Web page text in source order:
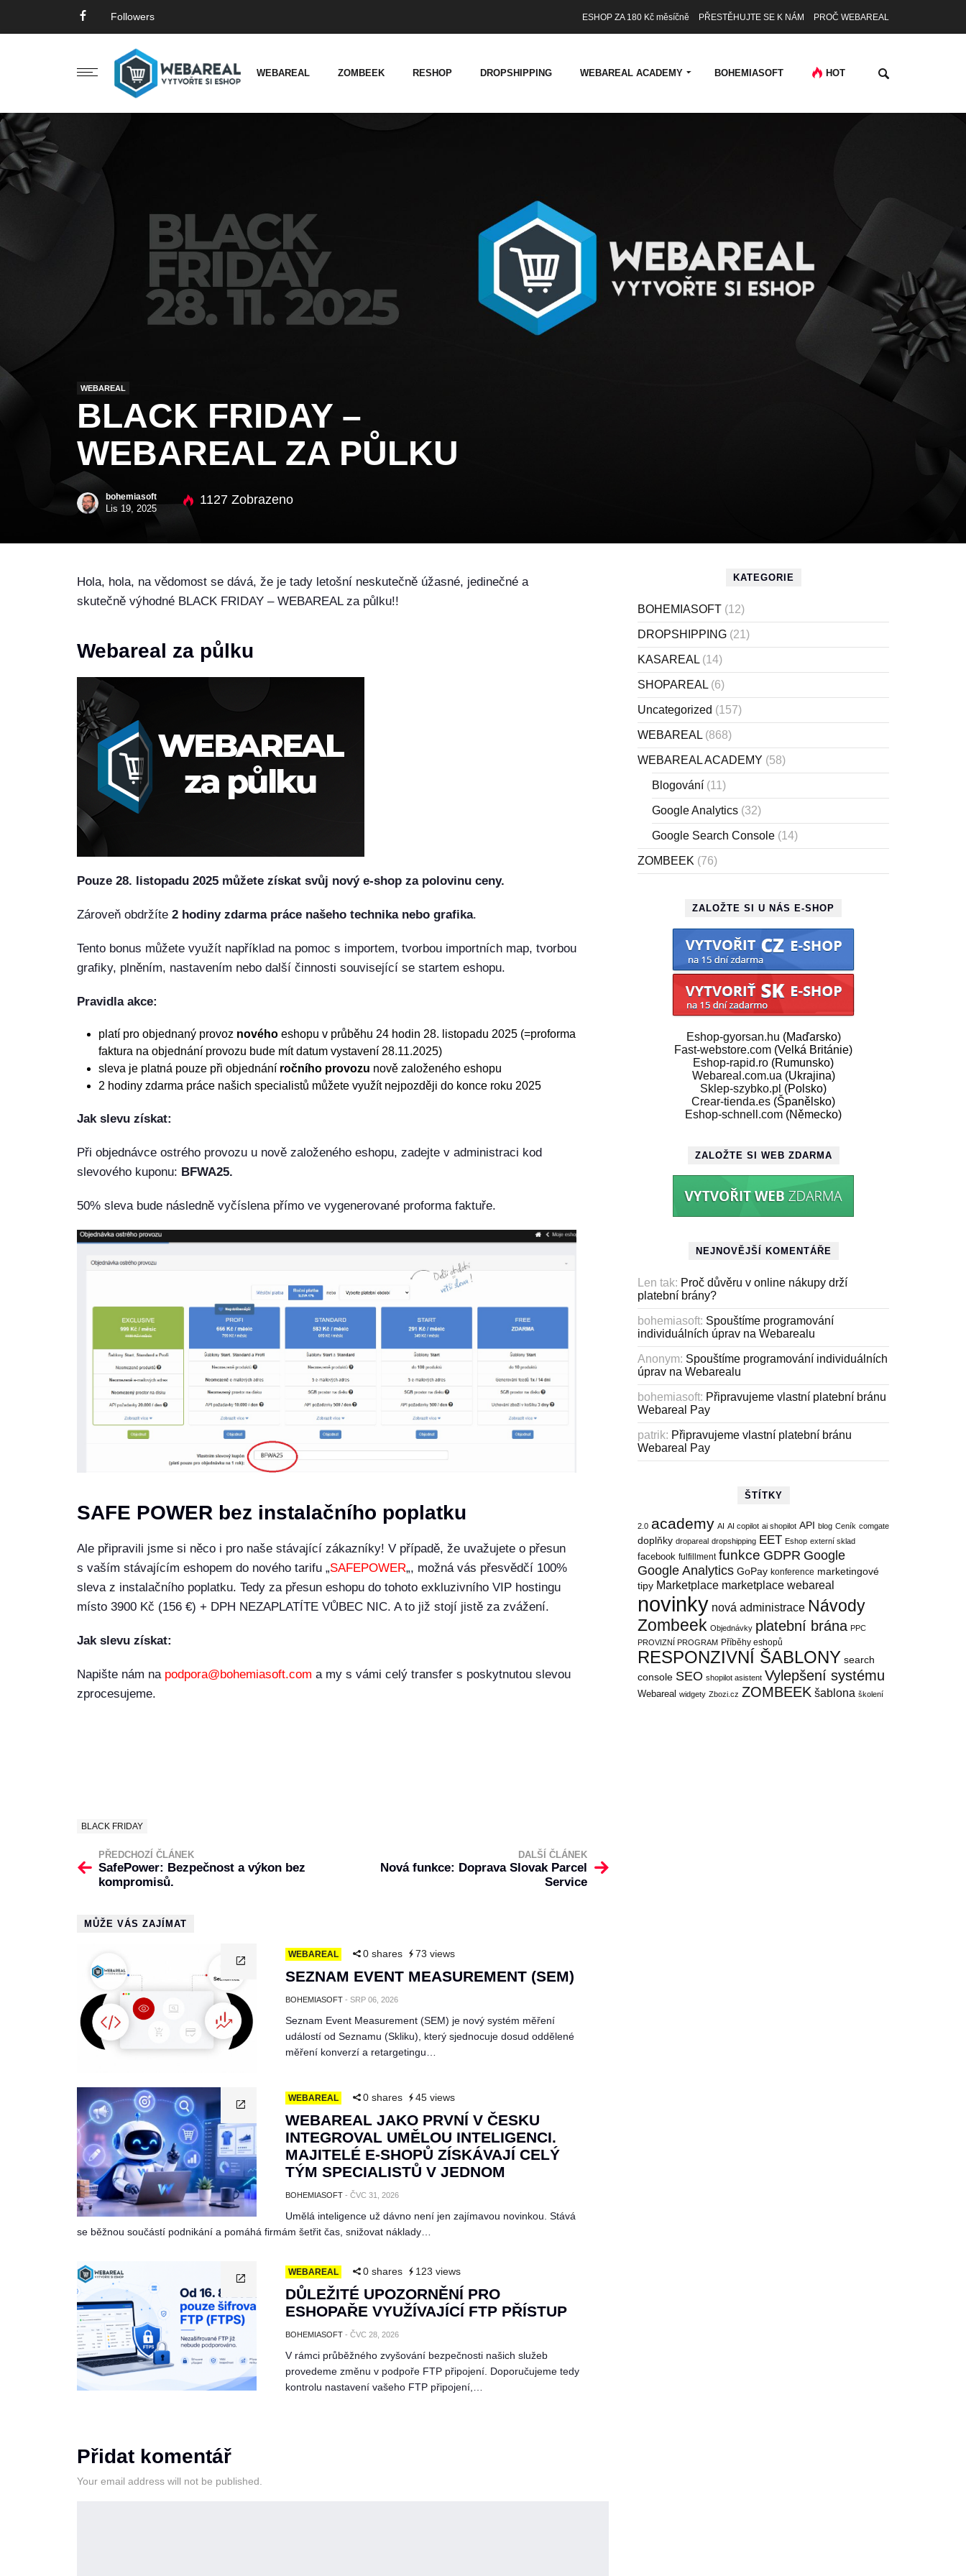
Followers ESHOP ZA 180 Kč měsíčně PŘESTĚHUJTE SE K NÁM PROČ WEBAREAL
WEBAREAL ZOMBEEK RESHOP DROPSHIPPING WEBAREAL ACADEMY BOHEMIASOFT HOT
WEBAREAL
BLACK FRIDAY –
WEBAREAL ZA PŮLKU
bohemiasoft
Lis 19, 2025
1127 Zobrazeno
Hola, hola, na vědomost se dává, že je tady letošní neskutečně úžasné, jedinečné a
skutečně výhodné BLACK FRIDAY – WEBAREAL za půlku!!
Webareal za půlku
Pouze 28. listopadu 2025 můžete získat svůj nový e-shop za polovinu ceny.
Zároveň obdržíte 2 hodiny zdarma práce našeho technika nebo grafika.
Tento bonus můžete využít například na pomoc s importem, tvorbou importních map, tvorbou
grafiky, plněním, nastavením nebo další činnosti související se startem eshopu.
Pravidla akce:
platí pro objednaný provoz nového eshopu v průběhu 24 hodin 28. listopadu 2025 (=proforma
faktura na objednání provozu bude mít datum vystavení 28.11.2025)
sleva je platná pouze při objednání ročního provozu nově založeného eshopu
2 hodiny zdarma práce našich specialistů můžete využít nejpozději do konce roku 2025
Jak slevu získat:
Při objednávce ostrého provozu u nově založeného eshopu, zadejte v administraci kod
slevového kuponu: BFWA25.
50% sleva bude následně vyčíslena přímo ve vygenerované proforma faktuře.
SAFE POWER bez instalačního poplatku
Ale připravili jsme si něco i pro naše stávající zákazníky! V případě, že uvažujete o přesun
s vaším stávajícím eshopem do nového tarifu „SAFEPOWER„, možná vás přesvědčí 100%
sleva z instalačního poplatku. Tedy za přesun eshopu do tohoto exkluzivního VIP hostingu
místo 3900 Kč (156 €) + DPH NEZAPLATÍTE VŮBEC NIC. A to již stojí jistě za zvážení.
Jak slevu získat:
Napište nám na podpora@bohemiasoft.com a my s vámi celý transfer s poskytnutou slevou
zprocesujeme.
BLACK FRIDAY
PŘEDCHOZÍ ČLÁNEK
SafePower: Bezpečnost a výkon bez
kompromisů.
DALŠÍ ČLÁNEK
Nová funkce: Doprava Slovak Parcel
Service
MŮŽE VÁS ZAJÍMAT
WEBAREAL 0 shares 73 views
SEZNAM EVENT MEASUREMENT (SEM)
BOHEMIASOFT - SRP 06, 2026
Seznam Event Measurement (SEM) je nový systém měření
událostí od Seznamu (Skliku), který sjednocuje dosud oddělené
měření konverzí a retargetingu…
WEBAREAL 0 shares 45 views
WEBAREAL JAKO PRVNÍ V ČESKU
INTEGROVAL UMĚLOU INTELIGENCI.
MAJITELÉ E-SHOPŮ ZÍSKÁVAJÍ CELÝ
TÝM SPECIALISTŮ V JEDNOM
BOHEMIASOFT - ČVC 31, 2026
Umělá inteligence už dávno není jen zajímavou novinkou. Stává
se běžnou součástí podnikání a pomáhá firmám šetřit čas, snižovat náklady…
WEBAREAL 0 shares 123 views
DŮLEŽITÉ UPOZORNĚNÍ PRO
ESHOPAŘE VYUŽÍVAJÍCÍ FTP PŘÍSTUP
BOHEMIASOFT - ČVC 28, 2026
V rámci průběžného zvyšování bezpečnosti našich služeb
provedeme změnu v podpoře FTP připojení. Doporučujeme tedy
kontrolu nastavení vašeho FTP připojení,…
Přidat komentář
Your email address will not be published.
KATEGORIE
BOHEMIASOFT (12)
DROPSHIPPING (21)
KASAREAL (14)
SHOPAREAL (6)
Uncategorized (157)
WEBAREAL (868)
WEBAREAL ACADEMY (58)
Blogování (11)
Google Analytics (32)
Google Search Console (14)
ZOMBEEK (76)
ZALOŽTE SI U NÁS E-SHOP
Eshop-gyorsan.hu (Maďarsko)
Fast-webstore.com (Velká Británie)
Eshop-rapid.ro (Rumunsko)
Webareal.com.ua (Ukrajina)
Sklep-szybko.pl (Polsko)
Crear-tienda.es (Španělsko)
Eshop-schnell.com (Německo)
ZALOŽTE SI WEB ZDARMA
NEJNOVĚJŠÍ KOMENTÁŘE
Len tak: Proč důvěru v online nákupy drží
platební brány?
bohemiasoft: Spouštíme programování
individuálních úprav na Webarealu
Anonym: Spouštíme programování individuálních
úprav na Webarealu
bohemiasoft: Připravujeme vlastní platební bránu
Webareal Pay
patrik: Připravujeme vlastní platební bránu
Webareal Pay
ŠTÍTKY
2.0 academy AI AI copilot ai shopilot API blog Ceník comgate
doplňky dropareal dropshipping EET Eshop externí sklad
facebook fulfillment funkce GDPR Google
Google Analytics GoPay konference marketingové
tipy Marketplace marketplace webareal
novinky nová administrace Návody
Zombeek Objednávky platební brána PPC
PROVIZNÍ PROGRAM Příběhy eshopů
RESPONZIVNÍ ŠABLONY search
console SEO shopilot asistent Vylepšení systému
Webareal widgety Zbozi.cz ZOMBEEK šablona školení